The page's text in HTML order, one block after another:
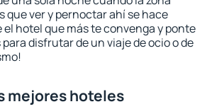
que ver y pernoctar ahí se hace
el hotel que más te convenga y ponte
disfrutar de un viaje de ocio o de
mejores hoteles